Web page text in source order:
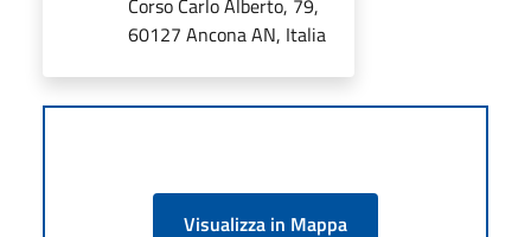
60127 Ancona AN, Italia
Visualizza in Mappa